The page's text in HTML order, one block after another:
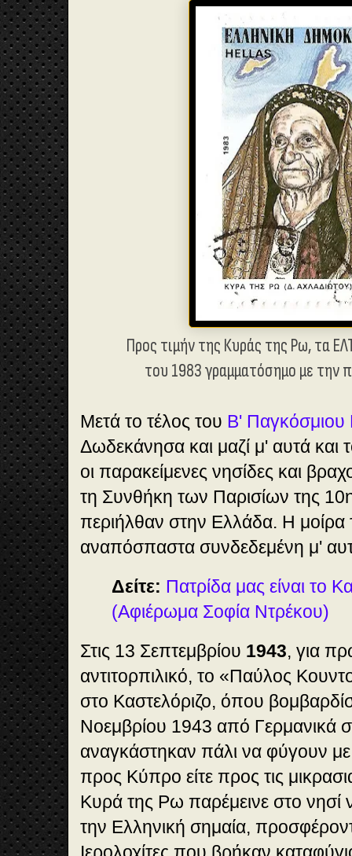
Προς τιμήν της Κυράς της Ρω, τα
του 1983 γραμματόσημο με την
Μετά το τέλος του Β' Παγκόσμιου
Δωδεκάνησα και μαζί μ' αυτά και
οι παρακείμενες νησίδες και
τη Συνθήκη των Παρισίων της
περιήλθαν στην Ελλάδα. Η
αναπόσπαστα συνδεδεμένη μ'
Δείτε: Πατρίδα μας είναι το
(Αφιέρωμα Σοφία Ντρέκου)
Στις 13 Σεπτεμβρίου 1943, για
αντιτορπιλικό, το «Παύλος
στο Καστελόριζο, όπου
Νοεμβρίου 1943 από Γερμανικά
αναγκάστηκαν πάλι να φύγουν με
προς Κύπρο είτε προς τις
Κυρά της Ρω παρέμεινε στο νησί
την Ελληνική σημαία,